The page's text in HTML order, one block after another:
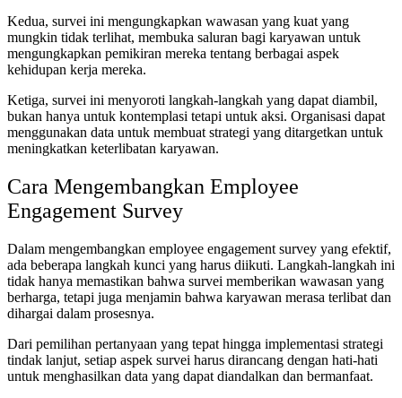
Kedua, survei ini mengungkapkan wawasan yang kuat yang
mungkin tidak terlihat, membuka saluran bagi karyawan untuk
mengungkapkan pemikiran mereka tentang berbagai aspek
kehidupan kerja mereka.
Ketiga, survei ini menyoroti langkah-langkah yang dapat diambil,
bukan hanya untuk kontemplasi tetapi untuk aksi. Organisasi dapat
menggunakan data untuk membuat strategi yang ditargetkan untuk
meningkatkan keterlibatan karyawan.
Cara Mengembangkan Employee
Engagement Survey
Dalam mengembangkan employee engagement survey yang efektif,
ada beberapa langkah kunci yang harus diikuti. Langkah-langkah ini
tidak hanya memastikan bahwa survei memberikan wawasan yang
berharga, tetapi juga menjamin bahwa karyawan merasa terlibat dan
dihargai dalam prosesnya.
Dari pemilihan pertanyaan yang tepat hingga implementasi strategi
tindak lanjut, setiap aspek survei harus dirancang dengan hati-hati
untuk menghasilkan data yang dapat diandalkan dan bermanfaat.